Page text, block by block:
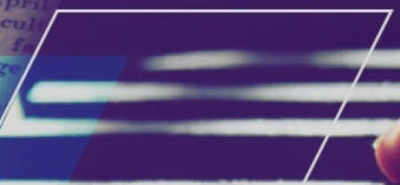
31 de marzo de 1727: Fallece el
matemático y físico Isaac Newton
Efemérides Marzo